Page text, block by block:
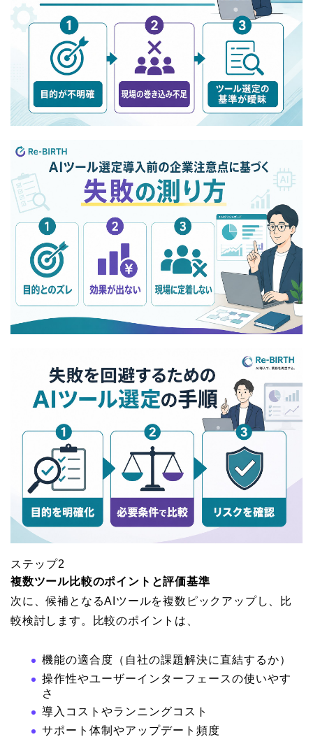
ステップ2
複数ツール比較のポイントと評価基準
次に、候補となるAIツールを複数ピックアップし、比
較検討します。比較のポイントは、
機能の適合度（自社の課題解決に直結するか）
操作性やユーザーインターフェースの使いやす
さ
導入コストやランニングコスト
サポート体制やアップデート頻度